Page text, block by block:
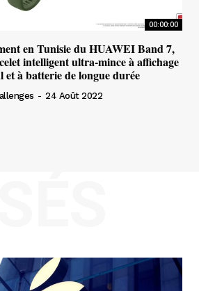
00:00:00
en Tunisie du HUAWEI Band 7,
intelligent ultra-mince à affichage
et à batterie de longue durée
- 24 Août 2022